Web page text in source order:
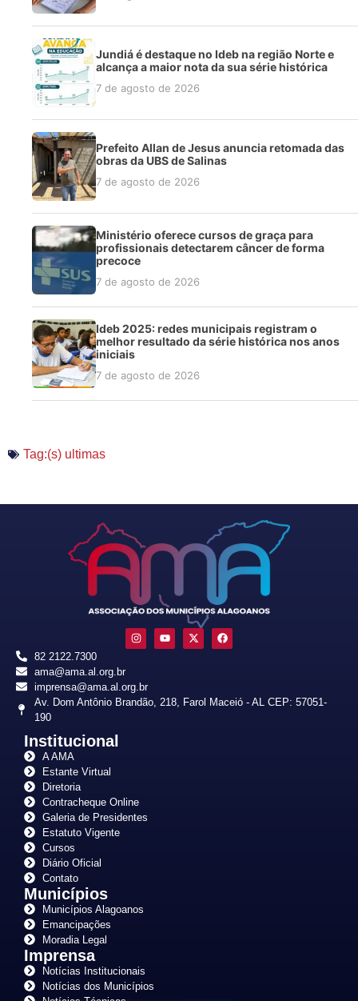
Jundiá é destaque no Ideb na região Norte e
alcança a maior nota da sua série histórica
7 de agosto de 2026
Prefeito Allan de Jesus anuncia retomada das
obras da UBS de Salinas
7 de agosto de 2026
Ministério oferece cursos de graça para
profissionais detectarem câncer de forma
precoce
7 de agosto de 2026
Ideb 2025: redes municipais registram o
melhor resultado da série histórica nos anos
iniciais
7 de agosto de 2026
Tag:(s) ultimas
82 2122.7300
ama@ama.al.org.br
imprensa@ama.al.org.br
Av. Dom Antônio Brandão, 218, Farol Maceió - AL CEP: 57051-
190
Institucional
A AMA
Estante Virtual
Diretoria
Contracheque Online
Galeria de Presidentes
Estatuto Vigente
Cursos
Diário Oficial
Contato
Municípios
Municípios Alagoanos
Emancipações
Moradia Legal
Imprensa
Notícias Institucionais
Notícias dos Municípios